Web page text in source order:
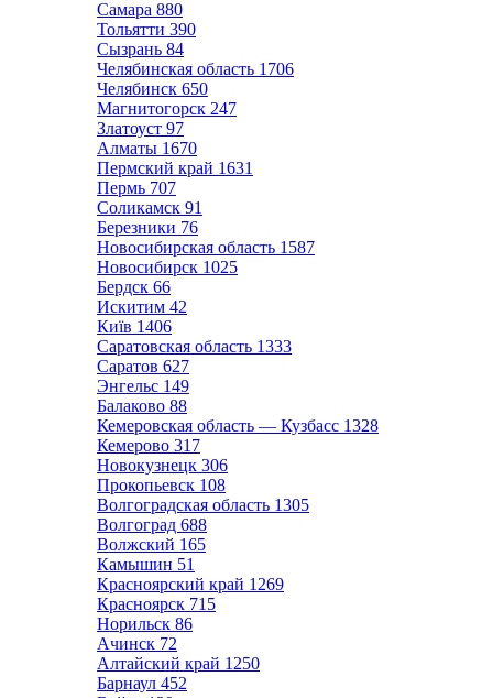
Самара 880
Тольятти 390
Сызрань 84
Челябинская область 1706
Челябинск 650
Магнитогорск 247
Златоуст 97
Алматы 1670
Пермский край 1631
Пермь 707
Соликамск 91
Березники 76
Новосибирская область 1587
Новосибирск 1025
Бердск 66
Искитим 42
Київ 1406
Саратовская область 1333
Саратов 627
Энгельс 149
Балаково 88
Кемеровская область — Кузбасс 1328
Кемерово 317
Новокузнецк 306
Прокопьевск 108
Волгоградская область 1305
Волгоград 688
Волжский 165
Камышин 51
Красноярский край 1269
Красноярск 715
Норильск 86
Ачинск 72
Алтайский край 1250
Барнаул 452